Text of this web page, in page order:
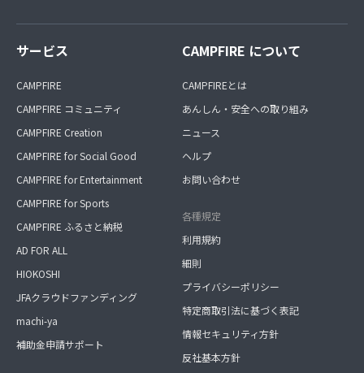
サービス
CAMPFIRE
CAMPFIRE コミュニティ
CAMPFIRE Creation
CAMPFIRE for Social Good
CAMPFIRE for Entertainment
CAMPFIRE for Sports
CAMPFIRE ふるさと納税
AD FOR ALL
HIOKOSHI
JFAクラウドファンディング
machi-ya
補助金申請サポート
CAMPFIRE について
CAMPFIREとは
あんしん・安全への取り組み
ニュース
ヘルプ
お問い合わせ
各種規定
利用規約
細則
プライバシーポリシー
特定商取引法に基づく表記
情報セキュリティ方針
反社基本方針